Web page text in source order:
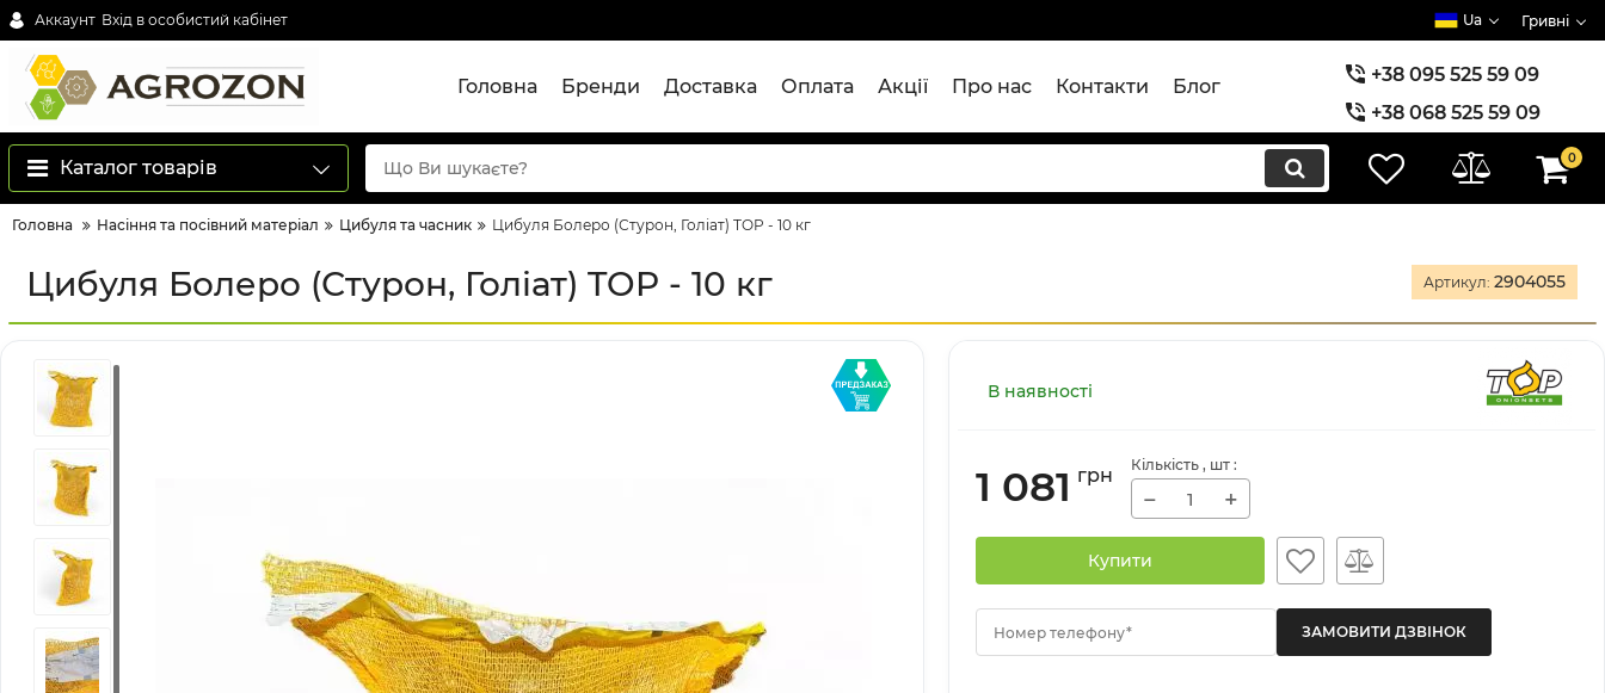
Аккаунт Вхід в особистий кабінет Ua Гривні
Головна Бренди Доставка Оплата Акції Про нас Контакти Блог
+38 095 525 59 09
+38 068 525 59 09
+38 073 525 59 09
Каталог товарів 0
Головна Насіння та посівний матеріал Цибуля та часник Цибуля Болеро (Стурон, Голіат) TOP - 10 кг
Цибуля Болеро (Стурон, Голіат) TOP - 10 кг Артикул: 2904055
В наявності
1 081 грн Кількість , шт :
− +
Купити
Номер телефону*